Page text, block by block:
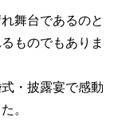
舞台であるのと
ものでもありま
・披露宴で感動
。